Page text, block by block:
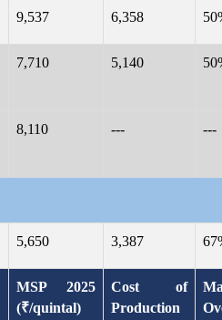
9,537 6,358
7,710 5,140
8,110 --- ---
5,650 3,387
MSP 2025
(₹/quintal)
Cost of
Production